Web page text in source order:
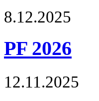
8.12.2025
PF 2026
12.11.2025